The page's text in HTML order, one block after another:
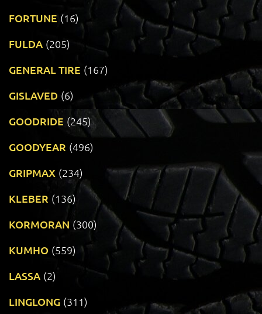
FORTUNE (16)
FULDA (205)
GENERAL TIRE (167)
GISLAVED (6)
GOODRIDE (245)
GOODYEAR (496)
GRIPMAX (234)
KLEBER (136)
KORMORAN (300)
KUMHO (559)
LASSA (2)
LINGLONG (311)